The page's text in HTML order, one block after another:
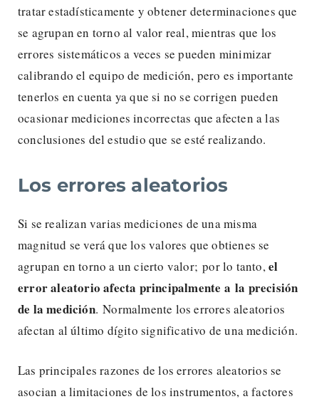
tratar estadísticamente y obtener determinaciones que
se agrupan en torno al valor real, mientras que los
errores sistemáticos a veces se pueden minimizar
calibrando el equipo de medición, pero es importante
tenerlos en cuenta ya que si no se corrigen pueden
ocasionar mediciones incorrectas que afecten a las
conclusiones del estudio que se esté realizando.
Los errores aleatorios
Si se realizan varias mediciones de una misma
magnitud se verá que los valores que obtienes se
agrupan en torno a un cierto valor; por lo tanto,el
error aleatorio afecta principalmente a la precisión
de la medición. Normalmente los errores aleatorios
afectan al último dígito significativo de una medición.
Las principales razones de los errores aleatorios se
asocian a limitaciones de los instrumentos, a factores